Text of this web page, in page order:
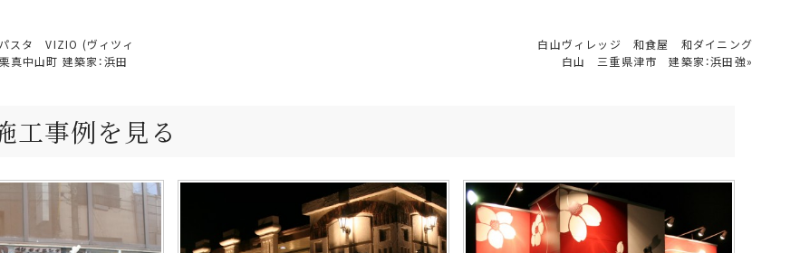
スタ VIZIO (ヴィツィ
中山町 建築家：浜田
白山ヴィレッジ 和食屋 和ダイニング
白山 三重県津市 建築家：浜田強»
工事例を見る